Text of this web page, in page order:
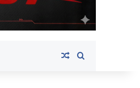
Random Article